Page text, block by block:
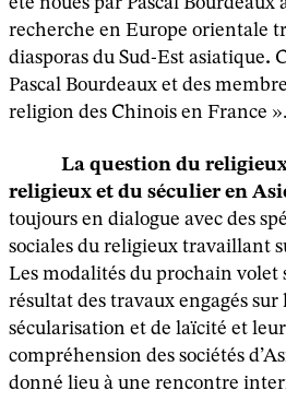
recherche en Europe orientale
diasporas du Sud-Est asiatique.
Pascal Bourdeaux et des
religion des Chinois en France ».
La question du religieux
religieux et du séculier en
toujours en dialogue avec des
sociales du religieux travaillant
Les modalités du prochain volet
résultat des travaux engagés sur
sécularisation et de laïcité et
compréhension des sociétés
donné lieu à une rencontre